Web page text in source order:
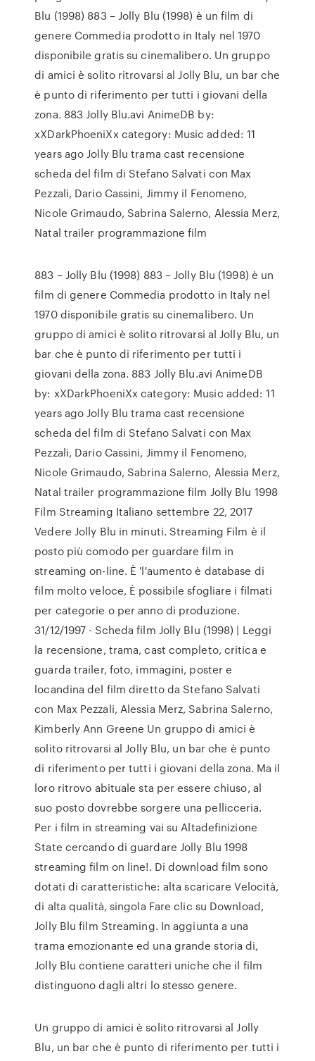
Blu (1998) 883 – Jolly Blu (1998) è un film di
genere Commedia prodotto in Italy nel 1970
disponibile gratis su cinemalibero. Un gruppo
di amici è solito ritrovarsi al Jolly Blu, un bar che
è punto di riferimento per tutti i giovani della
zona. 883 Jolly Blu.avi AnimeDB by:
xXDarkPhoeniXx category: Music added: 11
years ago Jolly Blu trama cast recensione
scheda del film di Stefano Salvati con Max
Pezzali, Dario Cassini, Jimmy il Fenomeno,
Nicole Grimaudo, Sabrina Salerno, Alessia Merz,
Natal trailer programmazione film
883 – Jolly Blu (1998) 883 – Jolly Blu (1998) è un
film di genere Commedia prodotto in Italy nel
1970 disponibile gratis su cinemalibero. Un
gruppo di amici è solito ritrovarsi al Jolly Blu, un
bar che è punto di riferimento per tutti i
giovani della zona. 883 Jolly Blu.avi AnimeDB
by: xXDarkPhoeniXx category: Music added: 11
years ago Jolly Blu trama cast recensione
scheda del film di Stefano Salvati con Max
Pezzali, Dario Cassini, Jimmy il Fenomeno,
Nicole Grimaudo, Sabrina Salerno, Alessia Merz,
Natal trailer programmazione film Jolly Blu 1998
Film Streaming Italiano settembre 22, 2017
Vedere Jolly Blu in minuti. Streaming Film è il
posto più comodo per guardare film in
streaming on-line. È 'l'aumento è database di
film molto veloce, È possibile sfogliare i filmati
per categorie o per anno di produzione.
31/12/1997 · Scheda film Jolly Blu (1998) | Leggi
la recensione, trama, cast completo, critica e
guarda trailer, foto, immagini, poster e
locandina del film diretto da Stefano Salvati
con Max Pezzali, Alessia Merz, Sabrina Salerno,
Kimberly Ann Greene Un gruppo di amici è
solito ritrovarsi al Jolly Blu, un bar che è punto
di riferimento per tutti i giovani della zona. Ma il
loro ritrovo abituale sta per essere chiuso, al
suo posto dovrebbe sorgere una pellicceria.
Per i film in streaming vai su Altadefinizione
State cercando di guardare Jolly Blu 1998
streaming film on line!. Di download film sono
dotati di caratteristiche: alta scaricare Velocità,
di alta qualità, singola Fare clic su Download,
Jolly Blu film Streaming. In aggiunta a una
trama emozionante ed una grande storia di,
Jolly Blu contiene caratteri uniche che il film
distinguono dagli altri lo stesso genere.
Un gruppo di amici è solito ritrovarsi al Jolly
Blu, un bar che è punto di riferimento per tutti i